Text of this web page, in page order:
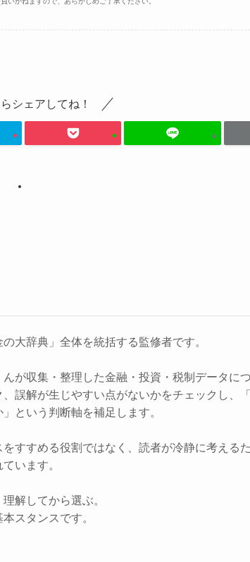
シェアしてね！
大辞典」全体を統括する監修者です。
が収集・整理した金融・投資・税制データに
誤解が生じやすい点がないかをチェックし、
という判断軸を補足します。
すすめる役割ではなく、読者が冷静に考える
います。
解してから選ぶ。
スタンスです。